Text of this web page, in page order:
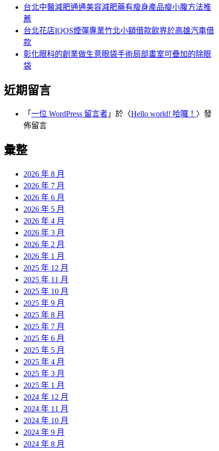
台北中醫減肥通通美容減肥藥有瘦身產品瘦小腹方法推
薦
台北花店IQOS煙彈專業竹北小額借款飲界於高雄汽車借
款
彰化眼科的創業做生意眼袋手術局部畫室可疊加的除眼
袋
近期留言
「 一位 WordPress 留言者 」於〈Hello world! 哈囉！ 〉發
佈留言
彙整
2026 年 8 月
2026 年 7 月
2026 年 6 月
2026 年 5 月
2026 年 4 月
2026 年 3 月
2026 年 2 月
2026 年 1 月
2025 年 12 月
2025 年 11 月
2025 年 10 月
2025 年 9 月
2025 年 8 月
2025 年 7 月
2025 年 6 月
2025 年 5 月
2025 年 4 月
2025 年 3 月
2025 年 1 月
2024 年 12 月
2024 年 11 月
2024 年 10 月
2024 年 9 月
2024 年 8 月